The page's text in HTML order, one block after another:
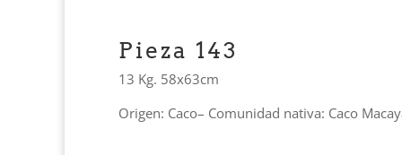
Pieza 143
13 Kg. 58x63cm
Origen: Caco– Comunidad nativa: Caco